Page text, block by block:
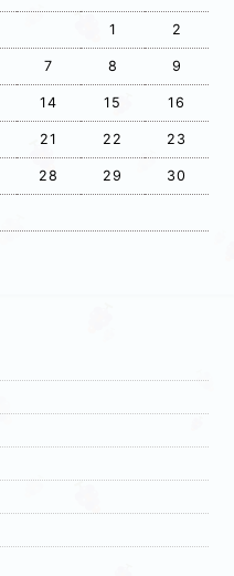
1 2
7 8 9
14 15 16
21 22 23
28 29 30